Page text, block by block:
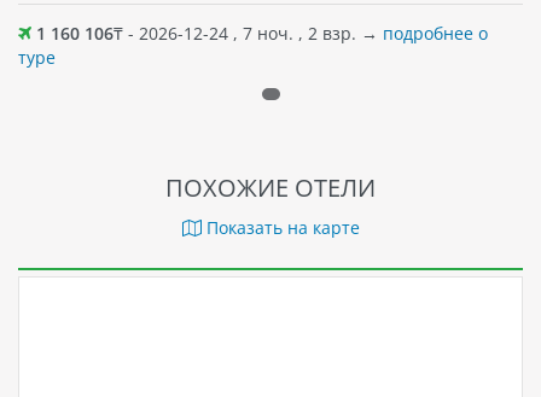
1 160 106₸ - 2026-12-24 , 7 ноч. , 2 взр. → подробнее о
туре
ПОХОЖИЕ ОТЕЛИ
Показать на карте